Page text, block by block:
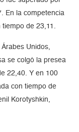
En la competencia
de 23,11.
Unidos,
se colgó la presea
22,40. Y en 100
con tiempo de
Korotyshkin,